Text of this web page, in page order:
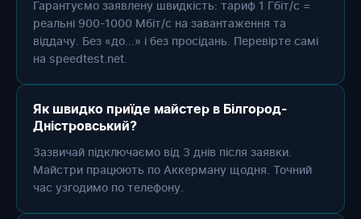
Гарантуємо заявлену швидкість: тариф 1 Гбіт/с =
реальні 900-1000 Мбіт/с на завантаження та
віддачу. Без «до...» і без просідань. Перевірте самі
на speedtest.net.
Як швидко приїде майстер в Білгород-
Дністровський?
Зазвичай підключаємо від 3 днів після заявки.
Майстри працюють по Аккерману щодня. Точний
час узгодимо по телефону.